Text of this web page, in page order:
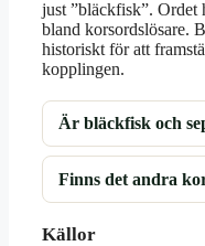
just ”bläckfisk”. Ordet
bland korsordslösare.
historiskt för att
kopplingen.
Är bläckfisk och
Finns det andra
Källor